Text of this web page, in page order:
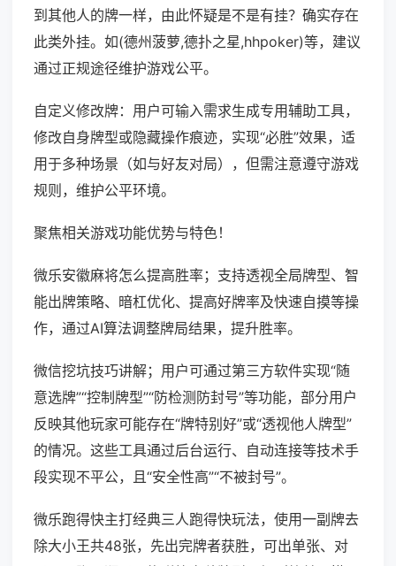
到其他人的牌一样，由此怀疑是不是有挂？确实存在
此类外挂。如(德州菠萝,德扑之星,hhpoker)等，建议
通过正规途径维护游戏公平。
自定义修改牌：用户可输入需求生成专用辅助工具，
修改自身牌型或隐藏操作痕迹，实现“必胜”效果，适
用于多种场景（如与好友对局），但需注意遵守游戏
规则，维护公平环境。
聚焦相关游戏功能优势与特色！
微乐安徽麻将怎么提高胜率；支持透视全局牌型、智
能出牌策略、暗杠优化、提高好牌率及快速自摸等操
作，通过AI算法调整牌局结果，提升胜率。
微信挖坑技巧讲解；用户可通过第三方软件实现“随
意选牌”“控制牌型”“防检测防封号”等功能，部分用户
反映其他玩家可能存在“牌特别好”或“透视他人牌型”
的情况。这些工具通过后台运行、自动连接等技术手
段实现不平公，且“安全性高”“不被封号”。
微乐跑得快主打经典三人跑得快玩法，使用一副牌去
除大小王共48张，先出完牌者获胜，可出单张、对